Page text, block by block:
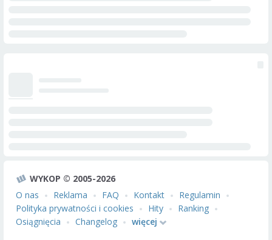
WYKOP © 2005-2026
O nas
Reklama FAQ Kontakt
Regulamin
Polityka prywatności i cookies
Hity
Ranking
Osiągnięcia
Changelog
więcej